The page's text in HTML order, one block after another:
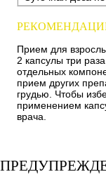
Прием для
2 капсулы три
отдельных
прием других
грудью. Чтобы
применением
врача.